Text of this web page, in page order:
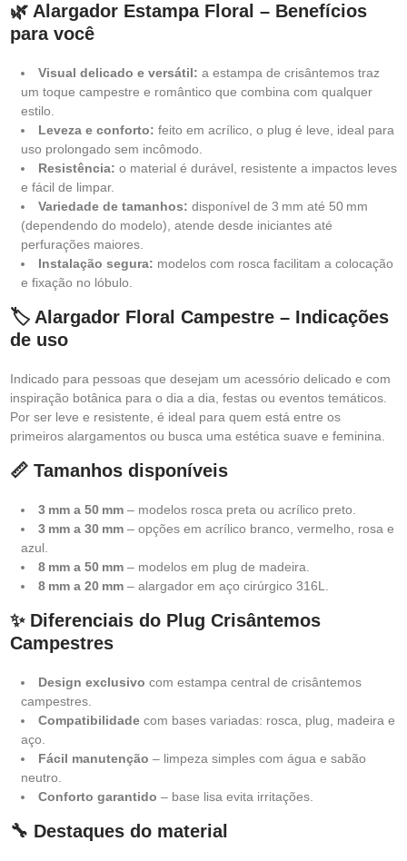
🌿 Alargador Estampa Floral – Benefícios
para você
Visual delicado e versátil: a estampa de crisântemos traz
um toque campestre e romântico que combina com qualquer
estilo.
Leveza e conforto: feito em acrílico, o plug é leve, ideal para
uso prolongado sem incômodo.
Resistência: o material é durável, resistente a impactos leves
e fácil de limpar.
Variedade de tamanhos: disponível de 3 mm até 50 mm
(dependendo do modelo), atende desde iniciantes até
perfurações maiores.
Instalação segura: modelos com rosca facilitam a colocação
e fixação no lóbulo.
🏷️ Alargador Floral Campestre – Indicações
de uso
Indicado para pessoas que desejam um acessório delicado e com
inspiração botânica para o dia a dia, festas ou eventos temáticos.
Por ser leve e resistente, é ideal para quem está entre os
primeiros alargamentos ou busca uma estética suave e feminina.
📏 Tamanhos disponíveis
3 mm a 50 mm – modelos rosca preta ou acrílico preto.
3 mm a 30 mm – opções em acrílico branco, vermelho, rosa e
azul.
8 mm a 50 mm – modelos em plug de madeira.
8 mm a 20 mm – alargador em aço cirúrgico 316L.
✨ Diferenciais do Plug Crisântemos
Campestres
Design exclusivo com estampa central de crisântemos
campestres.
Compatibilidade com bases variadas: rosca, plug, madeira e
aço.
Fácil manutenção – limpeza simples com água e sabão
neutro.
Conforto garantido – base lisa evita irritações.
🔧 Destaques do material